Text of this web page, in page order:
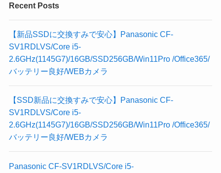
Recent Posts
【新品SSDに交換すみで安心】Panasonic CF-
SV1RDLVS/Core i5-
2.6GHz(1145G7)/16GB/SSD256GB/Win11Pro /Office365/
バッテリー良好/WEBカメラ
【SSD新品に交換すみで安心】Panasonic CF-
SV1RDLVS/Core i5-
2.6GHz(1145G7)/16GB/SSD256GB/Win11Pro /Office365/
バッテリー良好/WEBカメラ
Panasonic CF-SV1RDLVS/Core i5-